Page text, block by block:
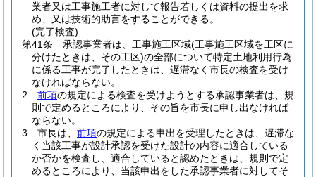
業者又は工事施工者に対して報告若しくは資料の提出を求
め、又は技術的助言をすることができる。
(完了検査)
第41条
承認事業者は、工事施工区域(工事施工区域を工区に
分けたときは、その工区)の全部について特定土地利用行為
に係る工事が完了したときは、遅滞なく市長の検査を受け
なければならない。
2
前項の規定による検査を受けようとする承認事業者は、規
則で定めるところにより、その旨を市長に申し出なければ
ならない。
3
市長は、 前項の規定による申出を受理したときは、遅滞な
く当該工事が設計承認を受けた設計の内容に適合している
か否かを検査し、適合していると認めたときは、規則で定
めるところにより、当該申出をした承認事業者に対してそ